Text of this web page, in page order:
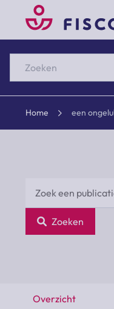
Zoeken
Home een
Zoeken
Overzicht